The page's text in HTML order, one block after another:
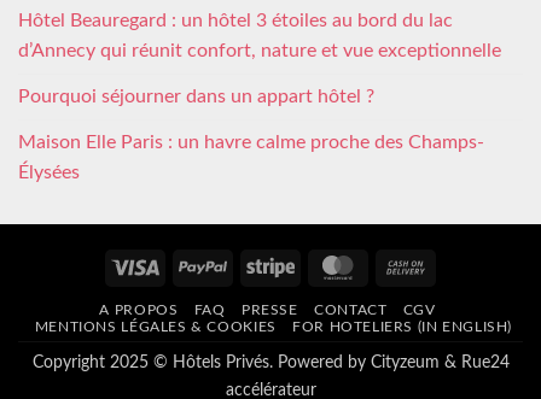
Hôtel Beauregard : un hôtel 3 étoiles au bord du lac
d’Annecy qui réunit confort, nature et vue exceptionnelle
Pourquoi séjourner dans un appart hôtel ?
Maison Elle Paris : un havre calme proche des Champs-
Élysées
Visa PayPal Stripe MasterCard
Delivery
A PROPOS FAQ PRESSE CONTACT
CGV
MENTIONS LÉGALES & COOKIES
FOR HOTELIERS (IN ENGLISH)
Copyright 2025 © Hôtels Privés. Powered by Cityzeum & Rue24
accélérateur